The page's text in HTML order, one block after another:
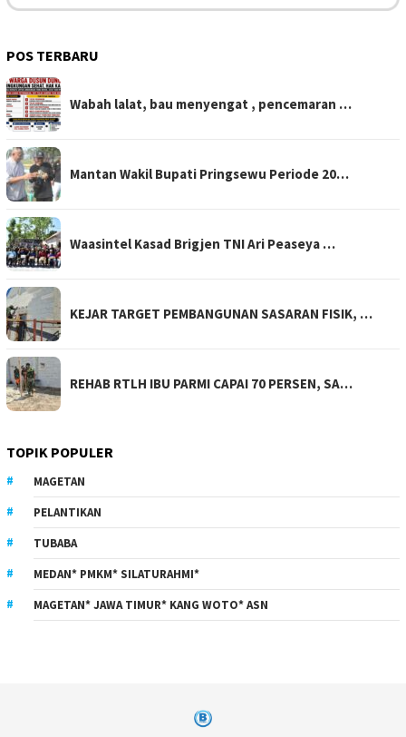
POS TERBARU
Wabah lalat, bau menyengat , pencemaran …
Mantan Wakil Bupati Pringsewu Periode 20…
Waasintel Kasad Brigjen TNI Ari Peaseya …
KEJAR TARGET PEMBANGUNAN SASARAN FISIK, …
REHAB RTLH IBU PARMI CAPAI 70 PERSEN, SA…
TOPIK POPULER
MAGETAN
PELANTIKAN
TUBABA
MEDAN* PMKM* SILATURAHMI*
MAGETAN* JAWA TIMUR* KANG WOTO* ASN